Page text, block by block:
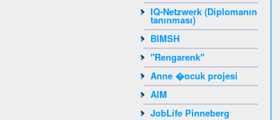
IQ-Netzwerk (Diplomanın
tanınması)
BIMSH
"Rengarenk"
Anne �ocuk projesi
AIM
JobLife Pinneberg